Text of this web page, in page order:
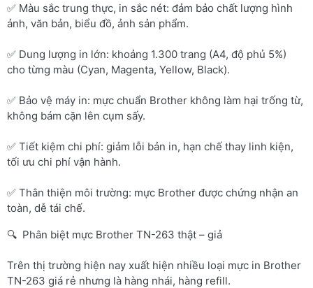
✅ Màu sắc trung thực, in sắc nét: đảm bảo chất lượng hình
ảnh, văn bản, biểu đồ, ảnh sản phẩm.
✅ Dung lượng in lớn: khoảng 1.300 trang (A4, độ phủ 5%)
cho từng màu (Cyan, Magenta, Yellow, Black).
✅ Bảo vệ máy in: mực chuẩn Brother không làm hại trống từ,
không bám cặn lên cụm sấy.
✅ Tiết kiệm chi phí: giảm lỗi bản in, hạn chế thay linh kiện,
tối ưu chi phí vận hành.
✅ Thân thiện môi trường: mực Brother được chứng nhận an
toàn, dễ tái chế.
🔍 Phân biệt mực Brother TN-263 thật – giả
Trên thị trường hiện nay xuất hiện nhiều loại mực in Brother
TN-263 giá rẻ nhưng là hàng nhái, hàng refill.